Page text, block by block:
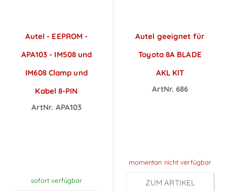
Autel - EEPROM -
APA103 - IM508 und
IM608 Clamp und
Kabel 8-PIN
ArtNr. APA103
sofort verfügbar
Autel geeignet für
Toyota 8A BLADE
AKL KIT
ArtNr. 686
momentan nicht verfügbar
ZUM ARTIKEL